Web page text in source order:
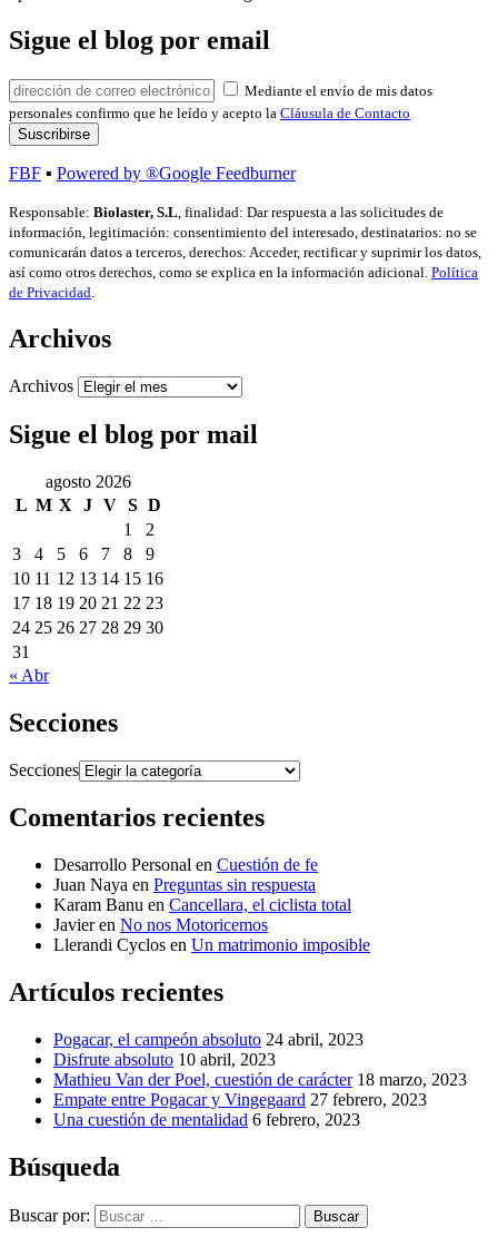
Sigue el blog por email
Mediante el envío de mis datos
personales confirmo que he leído y acepto la Cláusula de Contacto
FBF ▪ Powered by ®Google Feedburner
Responsable: Biolaster, S.L, finalidad: Dar respuesta a las solicitudes de
información, legitimación: consentimiento del interesado, destinatarios: no se
comunicarán datos a terceros, derechos: Acceder, rectificar y suprimir los datos,
así como otros derechos, como se explica en la información adicional. Política
de Privacidad.
Archivos
Archivos
Sigue el blog por mail
agosto 2026
L M X J V S D
1
2
3
4 5 6 7 8
9
10 11 12 13 14 15 16
17 18 19 20 21 22 23
24 25 26 27 28 29 30
31
« Abr
Secciones
Secciones
Comentarios recientes
Desarrollo Personal en Cuestión de fe
Juan Naya en Preguntas sin respuesta
Karam Banu en Cancellara, el ciclista total
Javieren No nos Motoricemos
Llerandi Cyclos en Un matrimonio imposible
Artículos recientes
Pogacar, el campeón absoluto 24 abril, 2023
Disfrute absoluto 10 abril, 2023
Mathieu Van der Poel, cuestión de carácter 18 marzo, 2023
Empate entre Pogacar y Vingegaard 27 febrero, 2023
Una cuestión de mentalidad 6 febrero, 2023
Búsqueda
Buscar por: Buscar